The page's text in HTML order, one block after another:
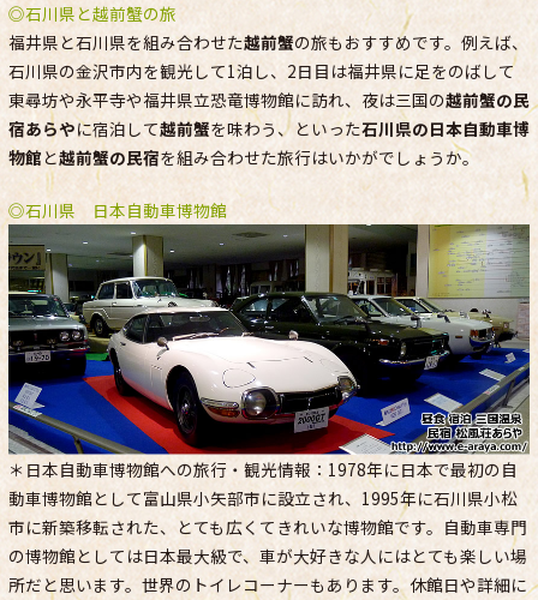
◎石川県と越前蟹の旅
福井県と石川県を組み合わせた越前蟹の旅もおすすめです。例えば、
石川県の金沢市内を観光して1泊し、2日目は福井県に足をのばして
東尋坊や永平寺や福井県立恐竜博物館に訪れ、夜は三国の越前蟹の民
宿あらやに宿泊して越前蟹を味わう、といった石川県の日本自動車博
物館 と越前蟹の民宿を組み合わせた旅行はいかがでしょうか。
◎石川県 日本自動車博物館
＊日本自動車博物館への旅行・観光情報：1978年に日本で最初の自
動車博物館として富山県小矢部市に設立され、1995年に石川県小松
市に新築移転された、とても広くてきれいな博物館です。自動車専門
の博物館としては日本最大級で、車が大好きな人にはとても楽しい場
所だと思います。世界のトイレコーナーもあります。休館日や詳細に